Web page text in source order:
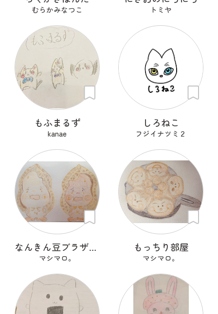
むらかみなつこ トミヤ
もふまるず
kanae
しろねこ
フジイナツミ２
なんきん豆ブラザーズ ＮナンＫキンちゃん
マシマロ。
もっちり部屋
マシマロ。